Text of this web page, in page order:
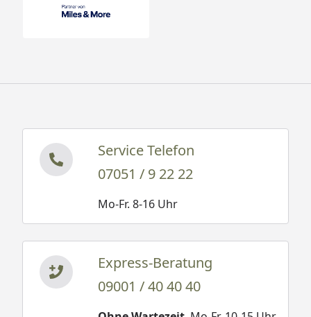
Service Telefon
07051 / 9 22 22
Mo-Fr. 8-16 Uhr
Express-Beratung
09001 / 40 40 40